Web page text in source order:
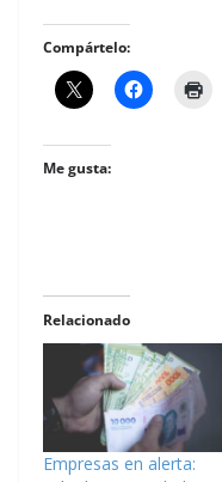
Compártelo:
Me gusta:
Relacionado
Empresas en alerta: